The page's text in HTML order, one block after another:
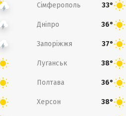
Сімферополь 33°
Дніпро 36°
Запоріжжя 37°
Луганськ 38°
Полтава 36°
Херсон 38°